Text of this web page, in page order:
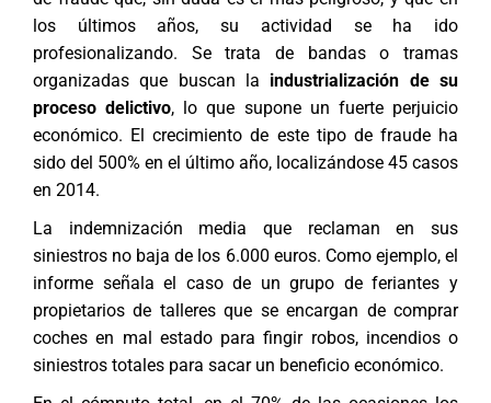
los últimos años, su actividad se ha ido
profesionalizando. Se trata de bandas o tramas
organizadas que buscan la industrialización de su
proceso delictivo, lo que supone un fuerte perjuicio
económico. El crecimiento de este tipo de fraude ha
sido del 500% en el último año, localizándose 45 casos
en 2014.
La indemnización media que reclaman en sus
siniestros no baja de los 6.000 euros. Como ejemplo, el
informe señala el caso de un grupo de feriantes y
propietarios de talleres que se encargan de comprar
coches en mal estado para fingir robos, incendios o
siniestros totales para sacar un beneficio económico.